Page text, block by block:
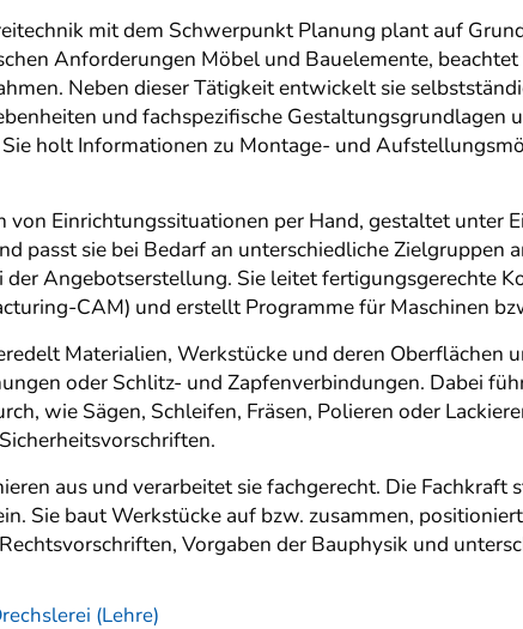
mit dem Schwerpunkt Planung plant auf
Anforderungen Möbel und Bauelemente,
Neben dieser Tätigkeit entwickelt sie
und fachspezifische
holt Informationen zu Montage- und
von Einrichtungssituationen per Hand, gestaltet unter
passt sie bei Bedarf an unterschiedliche Zielgruppen
Angebotserstellung. Sie leitet fertigungsgerechte
CAM) und erstellt Programme für Maschinen
Materialien, Werkstücke und deren Oberflächen
oder Schlitz- und Zapfenverbindungen. Dabei
wie Sägen, Schleifen, Fräsen, Polieren oder
aus und verarbeitet sie fachgerecht. Die
Sie baut Werkstücke auf bzw. zusammen,
Vorgaben der Bauphysik und
(Lehre)